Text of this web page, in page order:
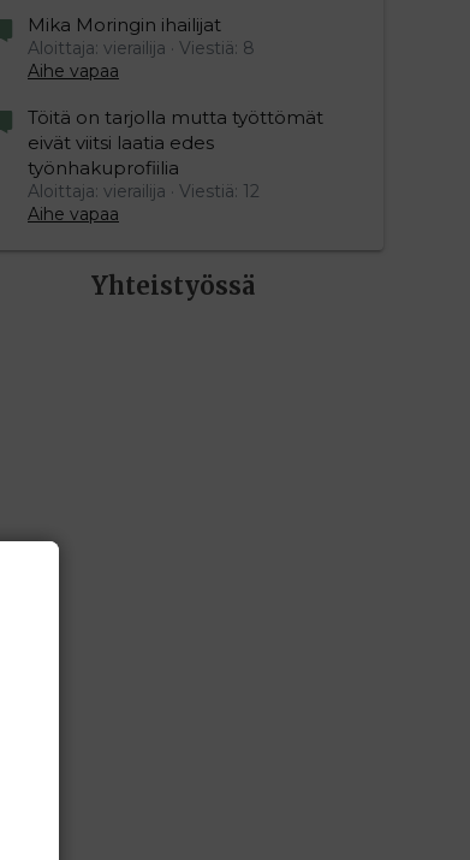
Mika Moringin ihailijat
Aloittaja: vierailija
Viestiä: 8
Aihe vapaa
Töitä on tarjolla mutta työttömät
eivät viitsi laatia edes
työnhakuprofiilia
Aloittaja: vierailija
Viestiä: 12
Aihe vapaa
Yhteistyössä